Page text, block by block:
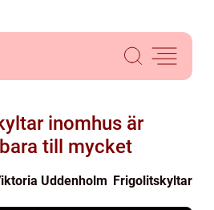
inomhus är
till mycket
Uddenholm Frigolitskyltar